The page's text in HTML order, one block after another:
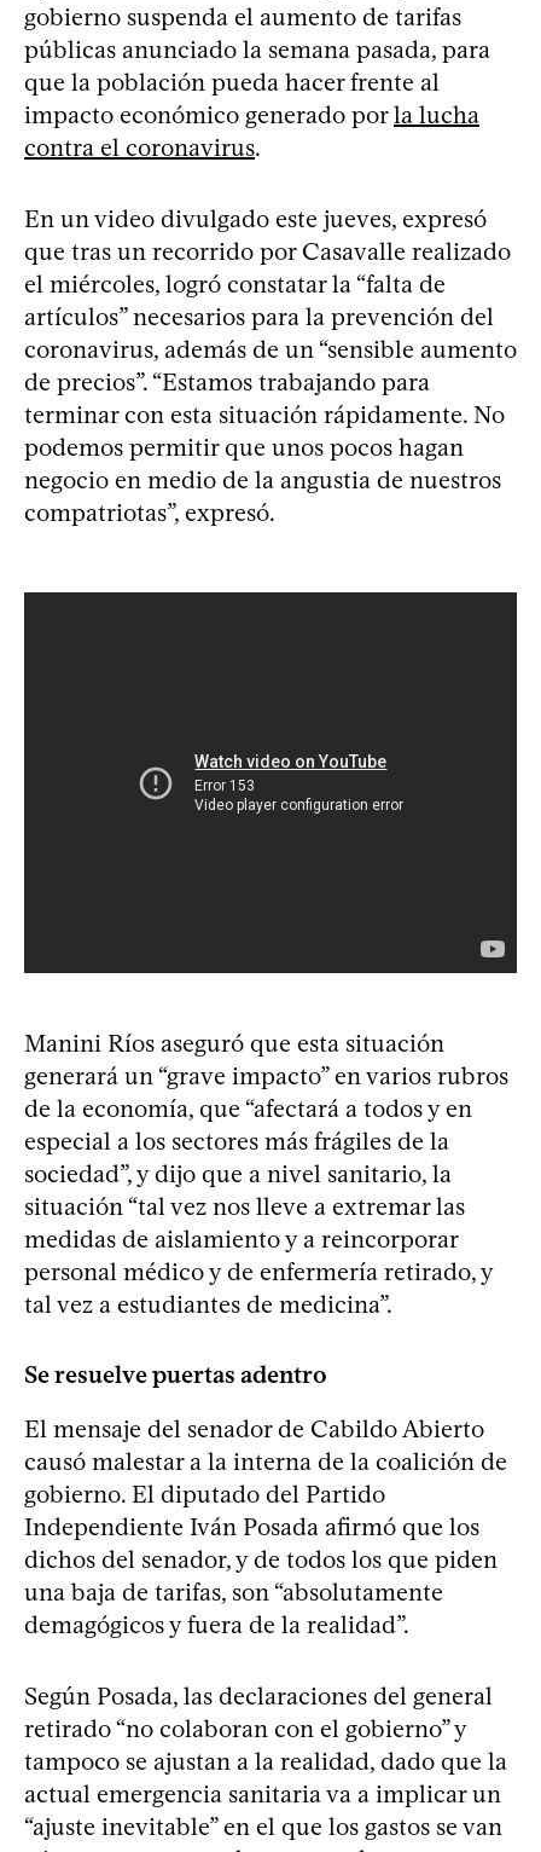
gobierno suspenda el aumento de tarifas
públicas anunciado la semana pasada, para
que la población pueda hacer frente al
impacto económico generado porla lucha
contra el coronavirus.
En un video divulgado este jueves, expresó
que tras un recorrido por Casavalle realizado
el miércoles, logró constatar la “falta de
artículos” necesarios para la prevención del
coronavirus, además de un “sensible aumento
de precios”. “Estamos trabajando para
terminar con esta situación rápidamente. No
podemos permitir que unos pocos hagan
negocio en medio de la angustia de nuestros
compatriotas”, expresó.
Manini Ríos aseguró que esta situación
generará un “grave impacto” en varios rubros
de la economía, que “afectará a todos y en
especial a los sectores más frágiles de la
sociedad”, y dijo que a nivel sanitario, la
situación “tal vez nos lleve a extremar las
medidas de aislamiento y a reincorporar
personal médico y de enfermería retirado, y
tal vez a estudiantes de medicina”.
Se resuelve puertas adentro
El mensaje del senador de Cabildo Abierto
causó malestar a la interna de la coalición de
gobierno. El diputado del Partido
Independiente Iván Posada afirmó que los
dichos del senador, y de todos los que piden
una baja de tarifas, son “absolutamente
demagógicos y fuera de la realidad”.
Según Posada, las declaraciones del general
retirado “no colaboran con el gobierno” y
tampoco se ajustan a la realidad, dado que la
actual emergencia sanitaria va a implicar un
“ajuste inevitable” en el que los gastos se van